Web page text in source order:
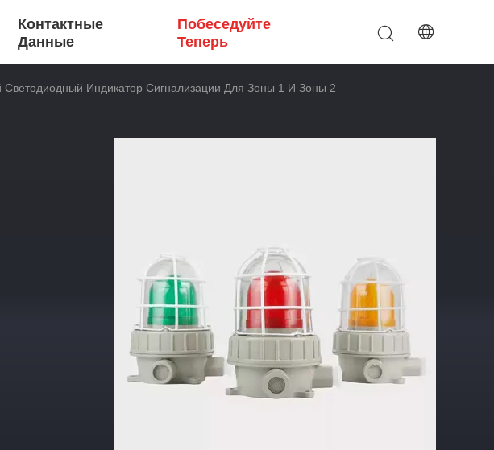
Контактные
Данные
Побеседуйте
Теперь
Индикатор Сигнализации Для Зоны 1 И Зоны 2